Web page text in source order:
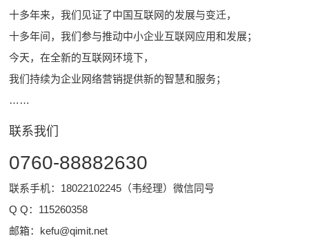
十多年来，我们见证了中国互联网的发展与变迁，
十多年间，我们参与推动中小企业互联网应用和发展；
今天，在全新的互联网环境下，
我们持续为企业网络营销提供新的智慧和服务；
……
联系我们
0760-88882630
联系手机：18022102245（韦经理）微信同号
Q Q： 115260358
邮箱： kefu@qimit.net